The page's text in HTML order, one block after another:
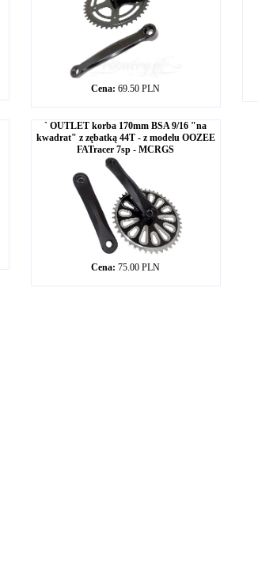
Cena: 69.50 PLN
` OUTLET korba 170mm BSA 9/16 "na
kwadrat" z zębatką 44T - z modelu OOZEE
FATracer 7sp - MCRGS
Cena: 75.00 PLN